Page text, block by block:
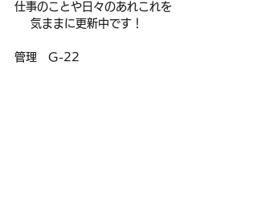
仕事のことや日々のあれこれを
    気ままに更新中です！
管理　G-22